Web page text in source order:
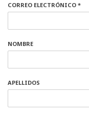
CORREO ELECTRÓNICO *
NOMBRE
APELLIDOS